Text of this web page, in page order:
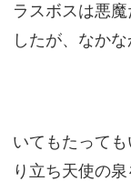
ラスボスは悪
したが、なか
いてもたって
り立ち天使の泉